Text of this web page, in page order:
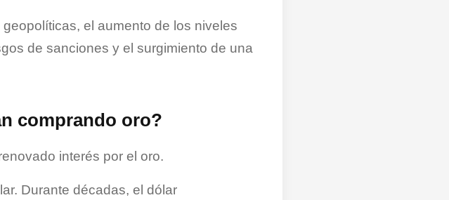
el aumento de los niveles
de sanciones y el surgimiento de una
comprando oro?
interés por el oro.
Durante décadas, el dólar